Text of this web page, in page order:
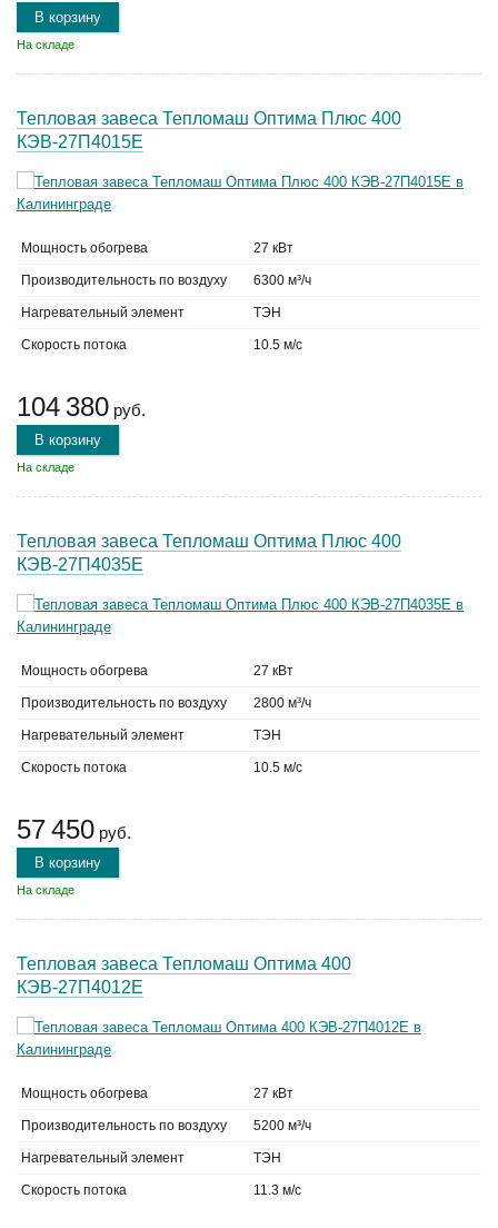
В корзину
На складе
Тепловая завеса Тепломаш Оптима Плюс 400
КЭВ-27П4015Е
Мощность обогрева 27 кВт
Производительность по воздуху 6300 м³/ч
Нагревательный элемент ТЭН
Скорость потока 10.5 м/с
104 380 руб.
В корзину
На складе
Тепловая завеса Тепломаш Оптима Плюс 400
КЭВ-27П4035Е
Мощность обогрева 27 кВт
Производительность по воздуху 2800 м³/ч
Нагревательный элемент ТЭН
Скорость потока 10.5 м/с
57 450 руб.
В корзину
На складе
Тепловая завеса Тепломаш Оптима 400
КЭВ-27П4012Е
Мощность обогрева 27 кВт
Производительность по воздуху 5200 м³/ч
Нагревательный элемент ТЭН
Скорость потока 11.3 м/с